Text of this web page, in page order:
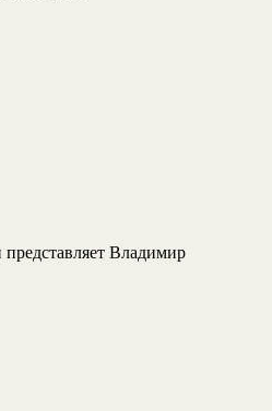
Владимир